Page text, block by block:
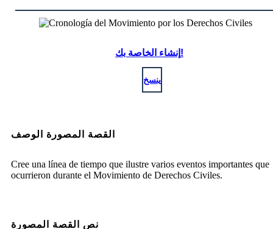
إنشاء الخاصة بك!
ينسخ
القصة المصورة الوصف
Cree una línea de tiempo que ilustre varios eventos importantes que
ocurrieron durante el Movimiento de Derechos Civiles.
نص القصة المصورة